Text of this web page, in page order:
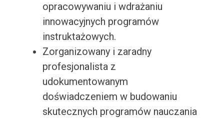
opracowywaniu i wdrażaniu
innowacyjnych programów
instruktażowych.
Zorganizowany i zaradny
profesjonalista z
udokumentowanym
doświadczeniem w budowaniu
skutecznych programów nauczania